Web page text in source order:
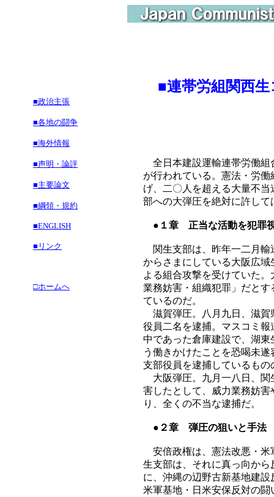
■政治主張
■各地の闘争
■海外情報
■声明・論評
■主要論文
■綱領・規約
■ENGLISH
■リンク
□ホームへ
■連帯労組関西
全日本建設運輸連帯労働組
が行われている。憲法・労
げ、二〇人を超える大量不
部への大弾圧を絶対に許して
●１章 正当な活動を犯罪
関生支部は、昨年一二月輸
からさまにしている大阪広
よる組合攻撃を受けていた
業務妨害・組織犯罪」だと
ているのだ。
滋賀弾圧。八月九日、滋賀
役員二名を逮捕。マスコミ
中であった倉庫建設で、湖
う働きかけたことを恐喝未
支部役員を逮捕しているもの
大阪弾圧。九月一八日、関
害したとして、威力業務妨
り、全くの不当な逮捕だ。
●２章 弾圧の狙いと手法
安倍政権は、憲法改悪・米
生支部は、それに真っ向か
に、沖縄の辺野古新基地建
米軍基地・日米安保反対の